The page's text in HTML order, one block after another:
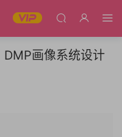
画像系统设计